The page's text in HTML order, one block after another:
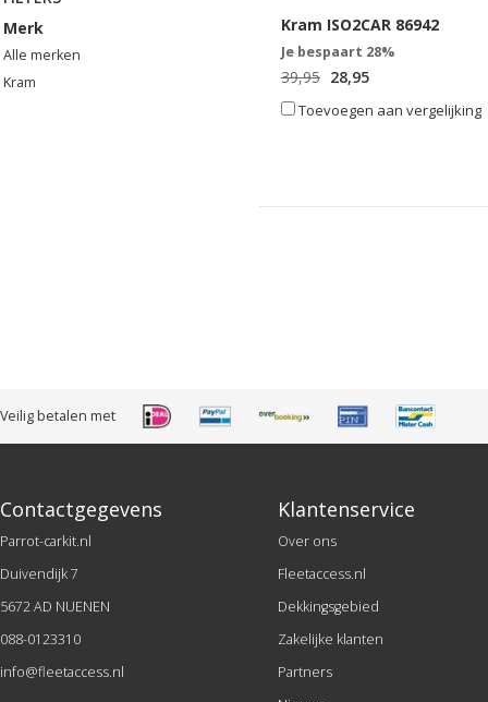
Merk
Alle merken
Kram
Kram ISO2CAR 86942
Je bespaart 28%
39,95 28,95
Toevoegen aan vergelijking
Veilig betalen met
Contactgegevens
Parrot-carkit.nl
Duivendijk 7
5672 AD NUENEN
088-0123310
info@fleetaccess.nl
Klantenservice
Over ons
Fleetaccess.nl
Dekkingsgebied
Zakelijke klanten
Partners